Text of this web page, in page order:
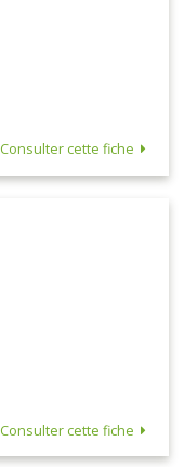
Consulter cette fiche
Consulter cette fiche